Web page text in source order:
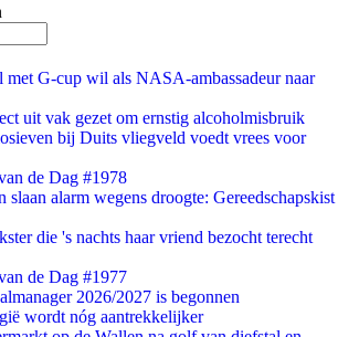
met G-cup wil als NASA-ambassadeur naar
uit vak gezet om ernstig alcoholmisbruik
bij Duits vliegveld voedt vrees voor
de Dag #1978
slaan alarm wegens droogte: Gereedschapskist
die 's nachts haar vriend bezocht terecht
de Dag #1977
2026/2027 is begonnen
wordt nóg aantrekkelijker